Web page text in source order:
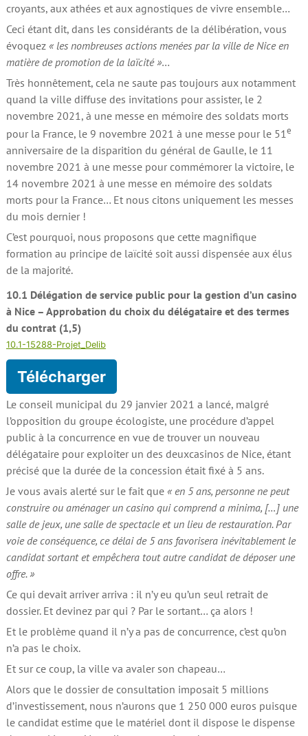
croyants, aux athées et aux agnostiques de vivre ensemble…
Ceci étant dit, dans les considérants de la délibération, vous
évoquez « les nombreuses actions menées par la ville de Nice en
matière de promotion de la laïcité »…
Très honnêtement, cela ne saute pas toujours aux notamment
quand la ville diffuse des invitations pour assister, le 2
novembre 2021, à une messe en mémoire des soldats morts
pour la France, le 9 novembre 2021 à une messe pour le 51e
anniversaire de la disparition du général de Gaulle, le 11
novembre 2021 à une messe pour commémorer la victoire, le
14 novembre 2021 à une messe en mémoire des soldats
morts pour la France… Et nous citons uniquement les messes
du mois dernier !
C’est pourquoi, nous proposons que cette magnifique
formation au principe de laïcité soit aussi dispensée aux élus
de la majorité.
10.1 Délégation de service public pour la gestion d’un casino
à Nice – Approbation du choix du délégataire et des termes
du contrat (1,5)
10.1-15288-Projet_Delib
Télécharger
Le conseil municipal du 29 janvier 2021 a lancé, malgré
l’opposition du groupe écologiste, une procédure d’appel
public à la concurrence en vue de trouver un nouveau
délégataire pour exploiter un des deuxcasinos de Nice, étant
précisé que la durée de la concession était fixé à 5 ans.
Je vous avais alerté sur le fait que « en 5 ans, personne ne peut
construire ou aménager un casino qui comprend a minima, […] une
salle de jeux, une salle de spectacle et un lieu de restauration. Par
voie de conséquence, ce délai de 5 ans favorisera inévitablement le
candidat sortant et empêchera tout autre candidat de déposer une
offre. »
Ce qui devait arriver arriva : il n’y eu qu’un seul retrait de
dossier. Et devinez par qui ? Par le sortant… ça alors !
Et le problème quand il n’y a pas de concurrence, c’est qu’on
n’a pas le choix.
Et sur ce coup, la ville va avaler son chapeau…
Alors que le dossier de consultation imposait 5 millions
d’investissement, nous n’aurons que 1 250 000 euros puisque
le candidat estime que le matériel dont il dispose le dispense